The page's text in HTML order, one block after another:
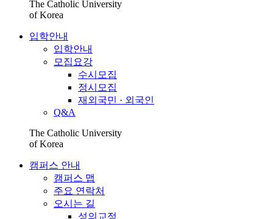
The Catholic University
of Korea
입학안내
입학안내
모집요강
수시모집
정시모집
재외국민 · 외국인
Q&A
The Catholic University
of Korea
캠퍼스 안내
캠퍼스 맵
주요 연락처
오시는 길
성의교정